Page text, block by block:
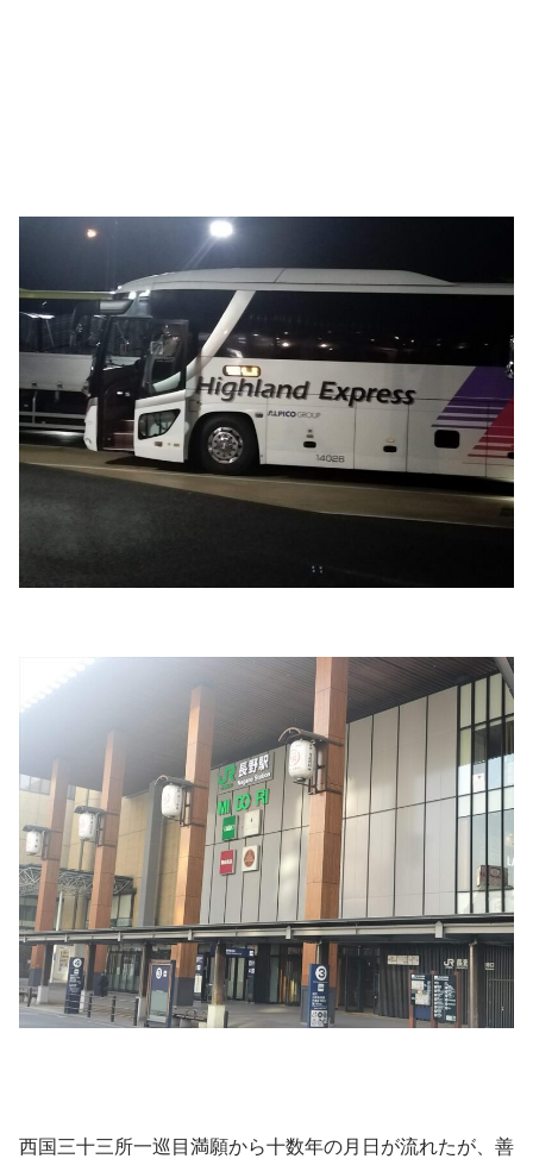
西国三十三所一巡目満願から十数年の月日が流れたが、善